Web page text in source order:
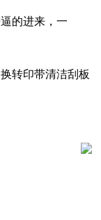
的进来，一
转印带清洁刮板